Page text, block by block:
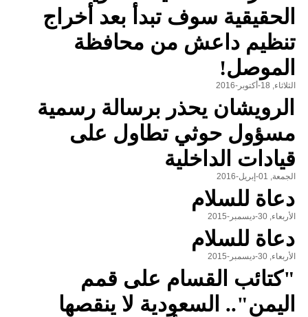
الحقيقية سوف تبدأ بعد أخراج
تنظيم داعش من محافظة
الموصل!
الثلاثاء, 18-أكتوبر-2016
الرويشان يحذر برسالة رسمية
مسؤول حوثي تطاول على
قيادات الداخلية
الجمعة, 01-إبريل-2016
دعاة للسلام
الأربعاء, 30-ديسمبر-2015
دعاة للسلام
الأربعاء, 30-ديسمبر-2015
"كتائب القسام على قمم
اليمن".. السعودية لا ينقصها